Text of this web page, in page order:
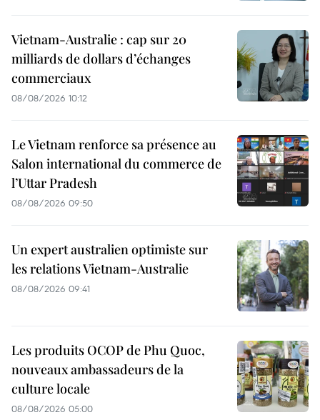
Vietnam-Australie : cap sur 20
milliards de dollars d’échanges
commerciaux
08/08/2026 10:12
Le Vietnam renforce sa présence au
Salon international du commerce de
l’Uttar Pradesh
08/08/2026 09:50
Un expert australien optimiste sur
les relations Vietnam-Australie
08/08/2026 09:41
Les produits OCOP de Phu Quoc,
nouveaux ambassadeurs de la
culture locale
08/08/2026 05:00